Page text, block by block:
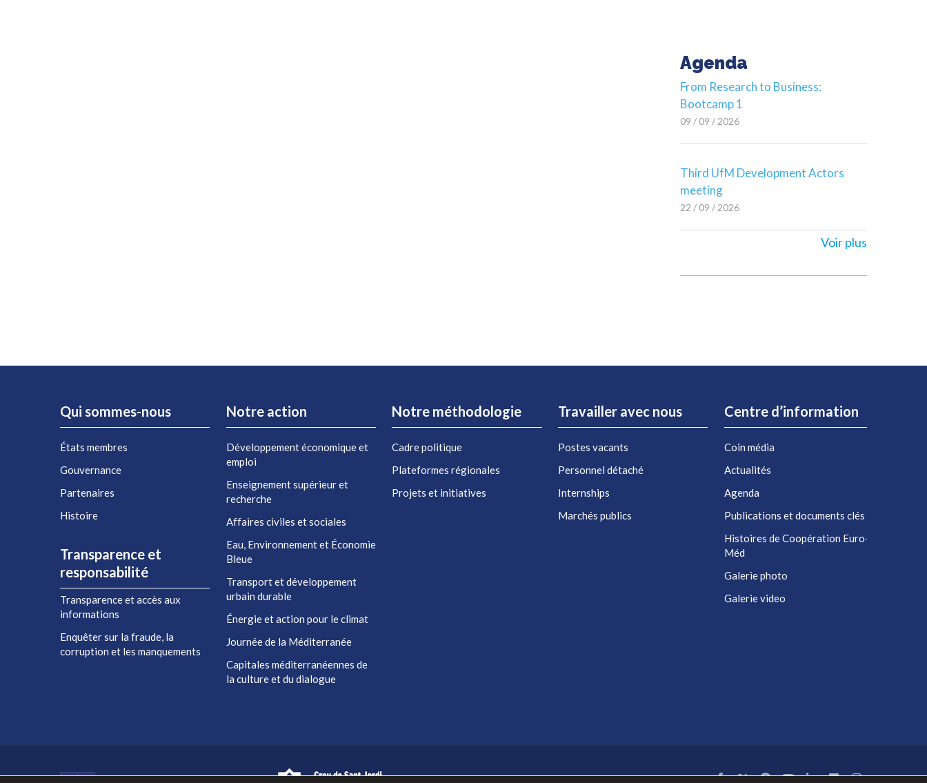
Agenda
From Research to Business:
Bootcamp 1
09 / 09 / 2026
Third UfM Development Actors
meeting
22 / 09 / 2026
Voir plus
Qui sommes-nous
États membres
Gouvernance
Partenaires
Histoire
Transparence et
responsabilité
Transparence et accès aux
informations
Enquêter sur la fraude, la
corruption et les manquements
Notre action
Développement économique et
emploi
Enseignement supérieur et
recherche
Affaires civiles et sociales
Eau, Environnement et Économie
Bleue
Transport et développement
urbain durable
Énergie et action pour le climat
Journée de la Méditerranée
Capitales méditerranéennes de
la culture et du dialogue
Notre méthodologie
Cadre politique
Plateformes régionales
Projets et initiatives
Travailler avec nous
Postes vacants
Personnel détaché
Internships
Marchés publics
Centre d’information
Coin média
Actualités
Agenda
Publications et documents clés
Histoires de Coopération Euro-
Méd
Galerie photo
Galerie video